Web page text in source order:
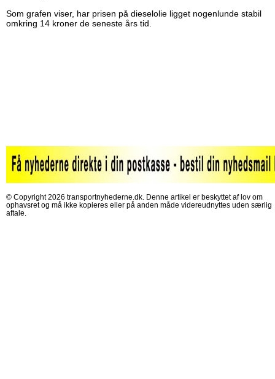
Som grafen viser, har prisen på dieselolie ligget nogenlunde stabil
omkring 14 kroner de seneste års tid.
© Copyright 2026 transportnyhederne.dk. Denne artikel er beskyttet af lov om
ophavsret og må ikke kopieres eller på anden måde videreudnyttes uden særlig
aftale.